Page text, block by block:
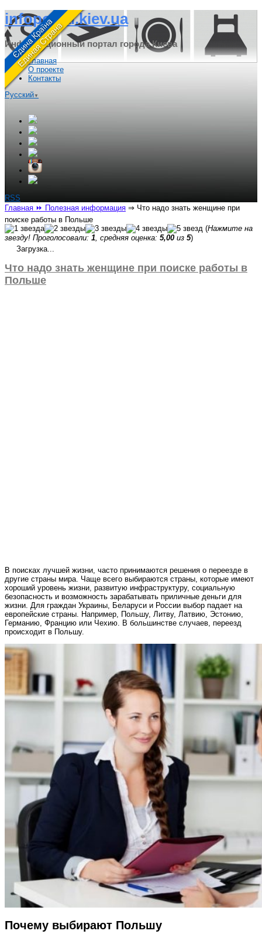
infoportal.kiev.ua
Информационный портал города Киева
Главная
О проекте
Контакты
Русский ▼
RSS
Главная ⏩ Полезная информация ⇒ Что надо знать женщине при
поиске работы в Польше
(Нажмите на
звезду! Проголосовали: 1 , средняя оценка: 5,00 из 5)
Загрузка...
Что надо знать женщине при поиске работы в
Польше
В поисках лучшей жизни, часто принимаются решения о переезде в
другие страны мира. Чаще всего выбираются страны, которые имеют
хороший уровень жизни, развитую инфраструктуру, социальную
безопасность и возможность зарабатывать приличные деньги для
жизни. Для граждан Украины, Беларуси и России выбор падает на
европейские страны. Например, Польшу, Литву, Латвию, Эстонию,
Германию, Францию или Чехию. В большинстве случаев, переезд
происходит в Польшу.
Почему выбирают Польшу